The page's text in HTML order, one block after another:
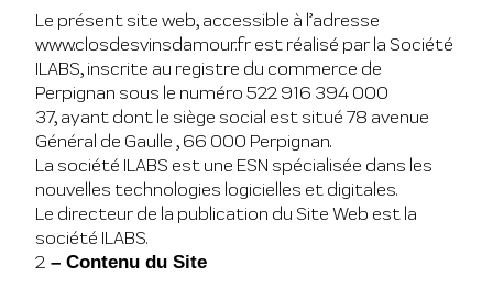
Le présent site web, accessible à l’adresse
www.closdesvinsdamour.fr est réalisé par la Société
ILABS, inscrite au registre du commerce de
Perpignan sous le numéro 522 916 394 000
37, ayant dont le siège social est situé 78 avenue
Général de Gaulle , 66 000 Perpignan.
La société ILABS est une ESN spécialisée dans les
nouvelles technologies logicielles et digitales.
Le directeur de la publication du Site Web est la
société ILABS.
2 – Contenu du Site